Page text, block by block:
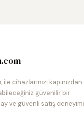
cihazlarınızı kapınızdan
güvenilir bir
ve güvenli satış deneyimi